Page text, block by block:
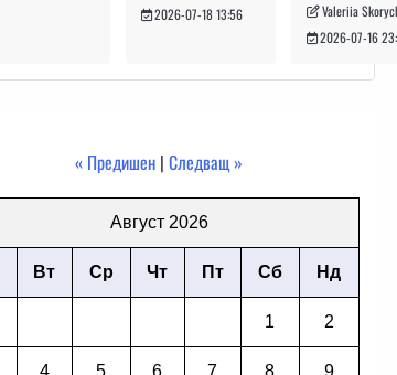
2026-07-18 13:56
Valeriia
2026-07-16
« Предишен |Следващ »
Август 2026
Вт Ср Чт Пт Сб Нд
1 2